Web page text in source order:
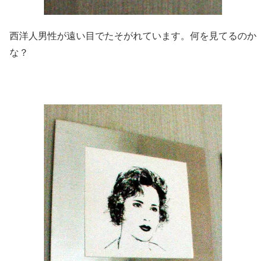
西洋人男性が遠い目でたそがれています。何を見てるのか
な？